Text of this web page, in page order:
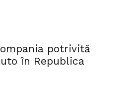
potrivită
în Republica